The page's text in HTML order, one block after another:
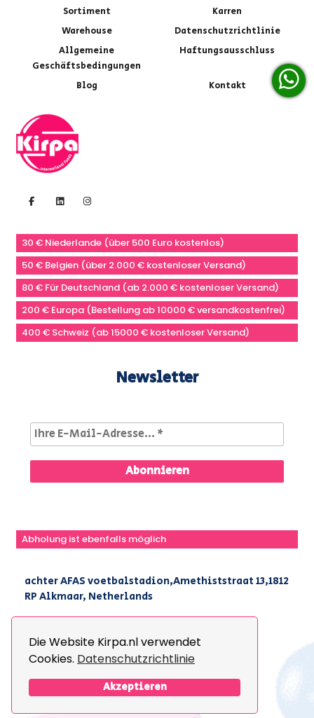
Die Website Kirpa.nl verwendet
Cookies. Datenschutzrichtlinie
Akzeptieren
Sortiment
Karren
Warehouse
Datenschutzrichtlinie
Allgemeine
Geschäftsbedingungen
Haftungsausschluss
Blog Kontakt
30 € Niederlande (über 500 Euro kostenlos)
50 € Belgien (über 2.000 € kostenloser Versand)
80 € Für Deutschland (ab 2.000 € kostenloser Versand)
200 € Europa (Bestellung ab 10000 € versandkostenfrei)
400 € Schweiz (ab 15000 € kostenloser Versand)
Newsletter
Abholung ist ebenfalls möglich
achter AFAS voetbalstadion,Amethiststraat 13,1812
RP Alkmaar, Netherlands
+31(0) 251 296 806 | info@kirpa.nl
© 2026 Kirpa. All Rights Reserved.
Design By
The Webdesign